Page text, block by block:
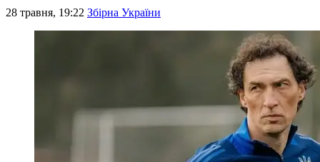
28 травня, 19:22 Збірна України